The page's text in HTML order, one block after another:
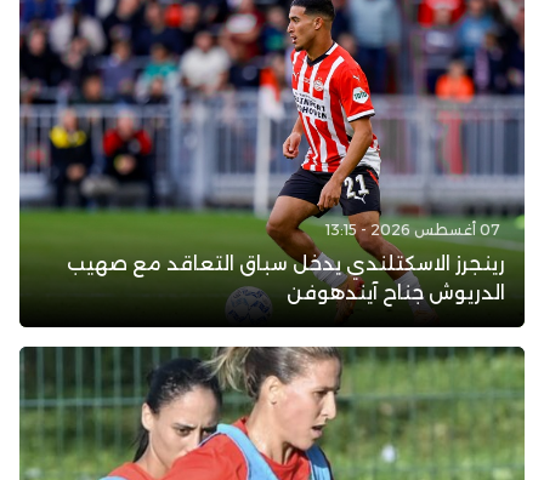
07 أغسطس 2026 - 13:15
رينجرز الاسكتلندي يدخل سباق التعاقد مع صهيب
الدريوش جناح آيندهوفن